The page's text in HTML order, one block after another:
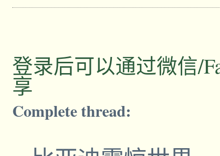
登录后可以通过微信/
享
Complete thread: